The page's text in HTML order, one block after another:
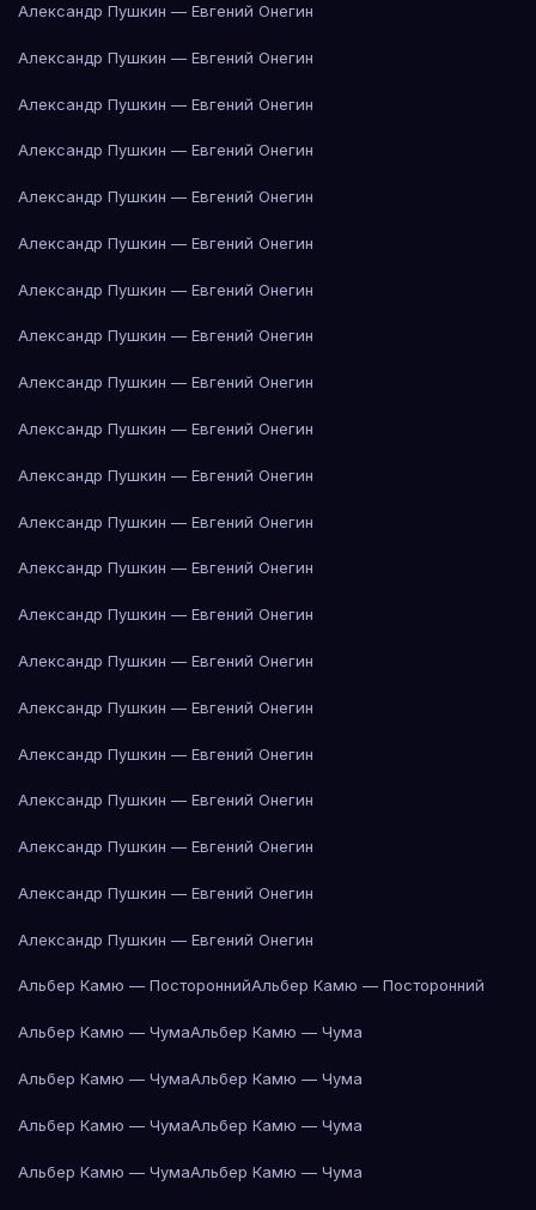
Александр Пушкин — Евгений Онегин
Александр Пушкин — Евгений Онегин
Александр Пушкин — Евгений Онегин
Александр Пушкин — Евгений Онегин
Александр Пушкин — Евгений Онегин
Александр Пушкин — Евгений Онегин
Александр Пушкин — Евгений Онегин
Александр Пушкин — Евгений Онегин
Александр Пушкин — Евгений Онегин
Александр Пушкин — Евгений Онегин
Александр Пушкин — Евгений Онегин
Александр Пушкин — Евгений Онегин
Александр Пушкин — Евгений Онегин
Александр Пушкин — Евгений Онегин
Александр Пушкин — Евгений Онегин
Александр Пушкин — Евгений Онегин
Александр Пушкин — Евгений Онегин
Александр Пушкин — Евгений Онегин
Александр Пушкин — Евгений Онегин
Александр Пушкин — Евгений Онегин
Александр Пушкин — Евгений Онегин
Альбер Камю — ПостороннийАльбер Камю — Посторонний
Альбер Камю — ЧумаАльбер Камю — Чума
Альбер Камю — ЧумаАльбер Камю — Чума
Альбер Камю — ЧумаАльбер Камю — Чума
Альбер Камю — ЧумаАльбер Камю — Чума